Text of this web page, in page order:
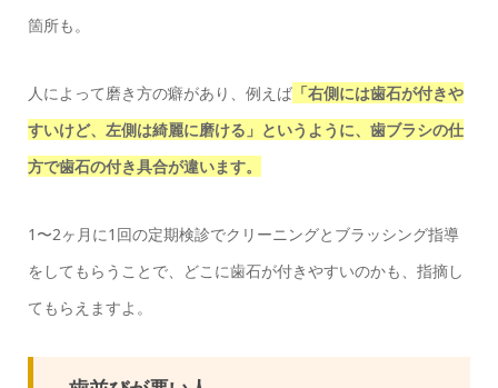
箇所も。
人によって磨き方の癖があり、例えば「右側には歯石が付きや
すいけど、左側は綺麗に磨ける」というように、歯ブラシの仕
方で歯石の付き具合が違います。
1〜2ヶ月に1回の定期検診でクリーニングとブラッシング指導
をしてもらうことで、どこに歯石が付きやすいのかも、指摘し
てもらえますよ。